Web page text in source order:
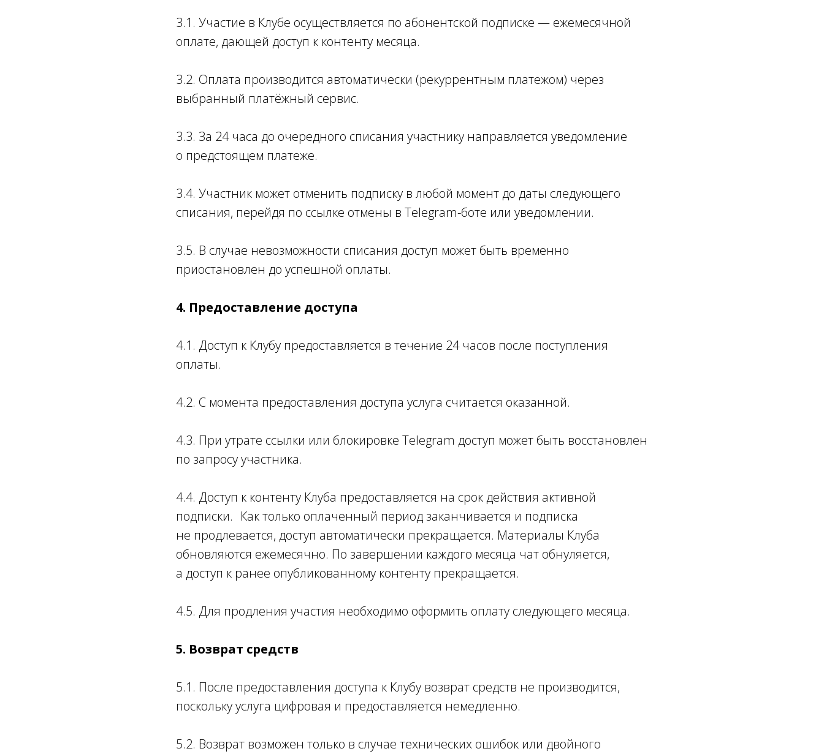
3.1. Участие в Клубе осуществляется по абонентской подписке — ежемесячной
оплате, дающей доступ к контенту месяца.
3.2. Оплата производится автоматически (рекуррентным платежом) через
выбранный платёжный сервис.
3.3. За 24 часа до очередного списания участнику направляется уведомление
о предстоящем платеже.
3.4. Участник может отменить подписку в любой момент до даты следующего
списания, перейдя по ссылке отмены в Telegram-боте или уведомлении.
3.5. В случае невозможности списания доступ может быть временно
приостановлен до успешной оплаты.
4. Предоставление доступа
4.1. Доступ к Клубу предоставляется в течение 24 часов после поступления
оплаты.
4.2. С момента предоставления доступа услуга считается оказанной.
4.3. При утрате ссылки или блокировке Telegram доступ может быть восстановлен
по запросу участника.
4.4. Доступ к контенту Клуба предоставляется на срок действия активной
подписки. Как только оплаченный период заканчивается и подписка
не продлевается, доступ автоматически прекращается. Материалы Клуба
обновляются ежемесячно. По завершении каждого месяца чат обнуляется,
а доступ к ранее опубликованному контенту прекращается.
4.5. Для продления участия необходимо оформить оплату следующего месяца.
5. Возврат средств
5.1. После предоставления доступа к Клубу возврат средств не производится,
поскольку услуга цифровая и предоставляется немедленно.
5.2. Возврат возможен только в случае технических ошибок или двойного